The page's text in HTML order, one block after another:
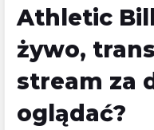
Athletic
żywo,
stream za
oglądać?